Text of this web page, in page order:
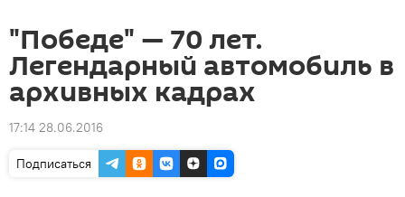
"Победе" — 70 лет.
Легендарный автомобиль в
архивных кадрах
17:14 28.06.2016
Подписаться